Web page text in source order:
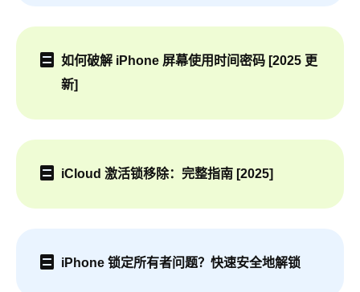
如何破解 iPhone 屏幕使用时间密码 [2025 更
新]
iCloud 激活锁移除：完整指南 [2025]
iPhone 锁定所有者问题？快速安全地解锁